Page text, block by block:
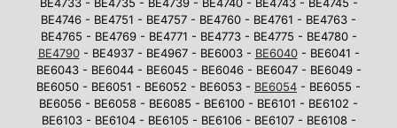
BE4746 - BE4751 - BE4757 - BE4760 - BE4761 - BE4763 -
BE4765 - BE4769 - BE4771 - BE4773 - BE4775 - BE4780 -
BE4790- BE4937 - BE4967 - BE6003 - BE6040- BE6041 -
BE6043 - BE6044 - BE6045 - BE6046 - BE6047 - BE6049 -
BE6050 - BE6051 - BE6052 - BE6053 - BE6054 - BE6055 -
BE6056 - BE6058 - BE6085 - BE6100 - BE6101 - BE6102 -
BE6103 - BE6104 - BE6105 - BE6106 - BE6107 - BE6108 -